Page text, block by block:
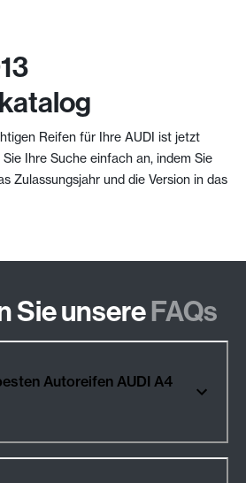
Reifen für Ihre AUDI ist jetzt
Ihre Suche einfach an, indem Sie
Zulassungsjahr und die Version in das
Sie unsereFAQs
Autoreifen AUDI A4